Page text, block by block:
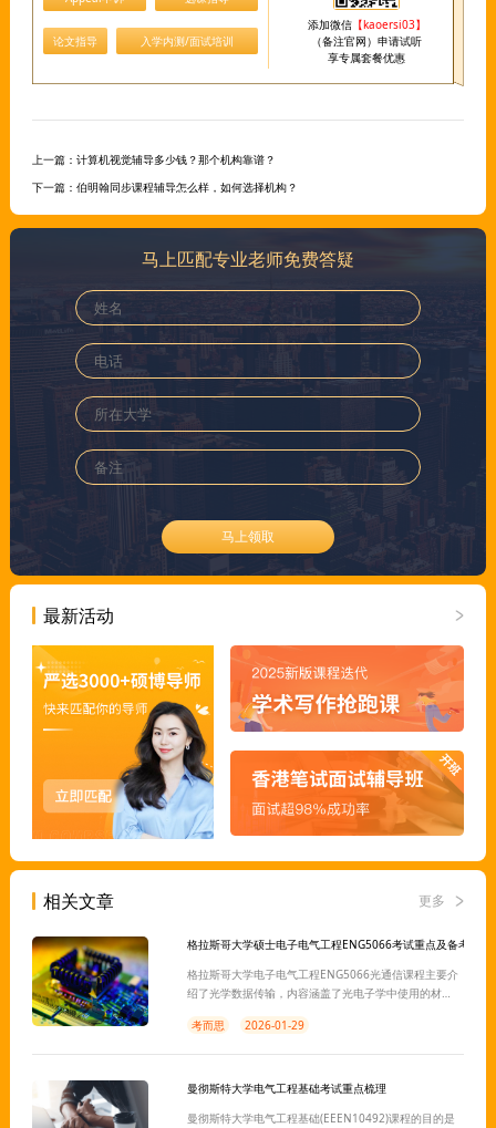
论文指导 入学内测/面试培训
添加微信【kaoersi03】
（备注官网）申请试听
享专属套餐优惠
上一篇： 计算机视觉辅导多少钱？那个机构靠谱？
下一篇： 伯明翰同步课程辅导怎么样，如何选择机构？
马上匹配专业老师免费答疑
马上领取
最新活动
相关文章 更多
格拉斯哥大学硕士电子电气工程ENG5066考试重点及备考提示
格拉斯哥大学电子电气工程ENG5066光通信课程主要介
绍了光学数据传输，内容涵盖了光电子学中使用的材
现代光纤通信系统的概念等。针对这门课的考试，我们
考而思 2026-01-29
曼彻斯特大学电气工程基础考试重点梳理
曼彻斯特大学电气工程基础(EEEN10492)课程的目的是